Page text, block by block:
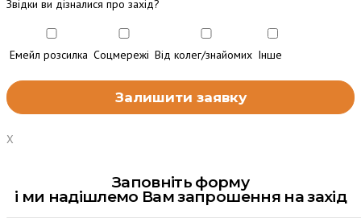
Звідки ви дізналися про захід?
Емейл розсилка Соцмережі Від колег/знайомих Інше
X
Заповніть форму
і ми надішлемо Вам запрошення на захід